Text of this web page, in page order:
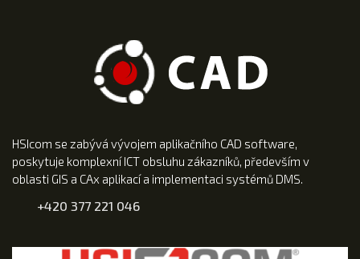
HSIcom se zabývá vývojem aplikačního CAD software,
poskytuje komplexní ICT obsluhu zákazníků, především v
oblasti GIS a CAx aplikací a implementaci systémů DMS.
+420 377 221 046